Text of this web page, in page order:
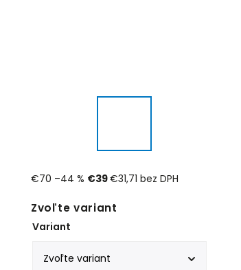
€70 –44 % €39€31,71 bez DPH
Zvoľte variant
Variant